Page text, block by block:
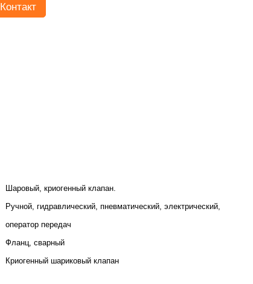
Контакт
Шаровый, криогенный клапан.
Ручной, гидравлический, пневматический, электрический,
оператор передач
Фланц, сварный
Криогенный шариковый клапан